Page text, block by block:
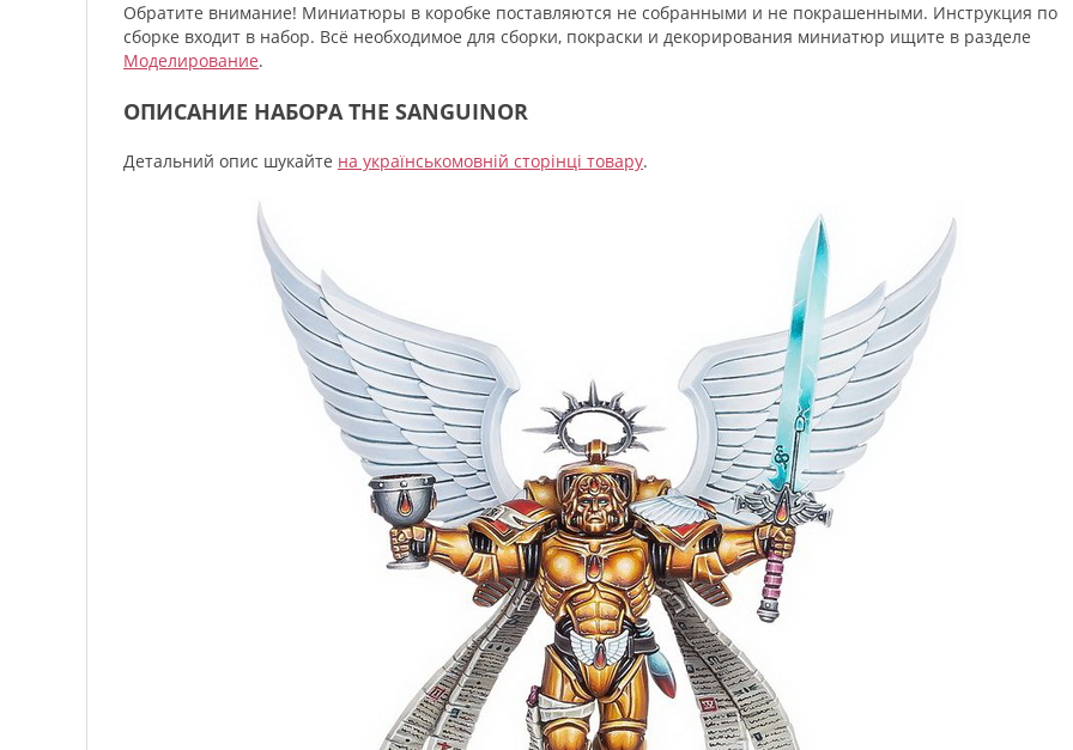
Обратите внимание! Миниатюры в коробке поставляются не собранными и не покрашенными. Инструкция по
сборке входит в набор. Всё необходимое для сборки, покраски и декорирования миниатюр ищите в разделе
Моделирование.
ОПИСАНИЕ НАБОРА THE SANGUINOR
Детальний опис шукайте на українськомовній сторінці товару.